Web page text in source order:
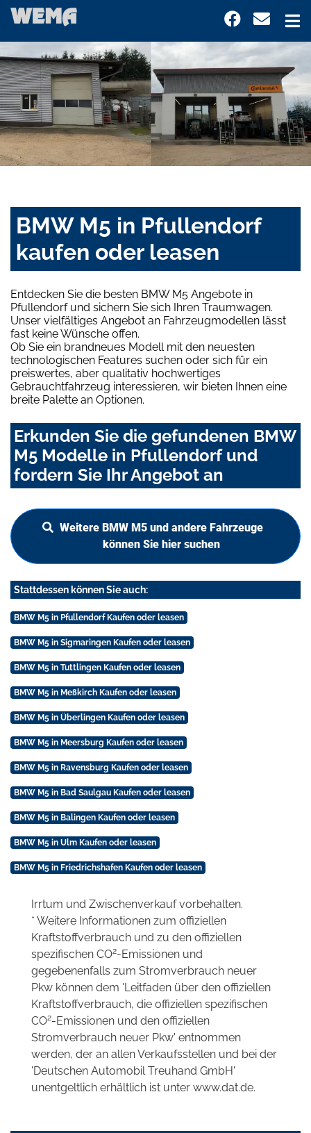
BMW M5 in Pfullendorf
kaufen oder leasen
Entdecken Sie die besten BMW M5 Angebote in
Pfullendorf und sichern Sie sich Ihren Traumwagen.
Unser vielfältiges Angebot an Fahrzeugmodellen lässt
fast keine Wünsche offen.
Ob Sie ein brandneues Modell mit den neuesten
technologischen Features suchen oder sich für ein
preiswertes, aber qualitativ hochwertiges
Gebrauchtfahrzeug interessieren, wir bieten Ihnen eine
breite Palette an Optionen.
Erkunden Sie die gefundenen BMW
M5 Modelle in Pfullendorf und
fordern Sie Ihr Angebot an
Weitere BMW M5 und andere Fahrzeuge
können Sie hier suchen
Stattdessen können Sie auch:
BMW M5 in Pfullendorf Kaufen oder leasen
BMW M5 in Sigmaringen Kaufen oder leasen
BMW M5 in Tuttlingen Kaufen oder leasen
BMW M5 in Meßkirch Kaufen oder leasen
BMW M5 in Überlingen Kaufen oder leasen
BMW M5 in Meersburg Kaufen oder leasen
BMW M5 in Ravensburg Kaufen oder leasen
BMW M5 in Bad Saulgau Kaufen oder leasen
BMW M5 in Balingen Kaufen oder leasen
BMW M5 in Ulm Kaufen oder leasen
BMW M5 in Friedrichshafen Kaufen oder leasen
Irrtum und Zwischenverkauf vorbehalten.
* Weitere Informationen zum offiziellen
Kraftstoffverbrauch und zu den offiziellen
spezifischen CO2-Emissionen und
gegebenenfalls zum Stromverbrauch neuer
Pkw können dem 'Leitfaden über den offiziellen
Kraftstoffverbrauch, die offiziellen spezifischen
CO2-Emissionen und den offiziellen
Stromverbrauch neuer Pkw' entnommen
werden, der an allen Verkaufsstellen und bei der
'Deutschen Automobil Treuhand GmbH'
unentgeltlich erhältlich ist unter www.dat.de.